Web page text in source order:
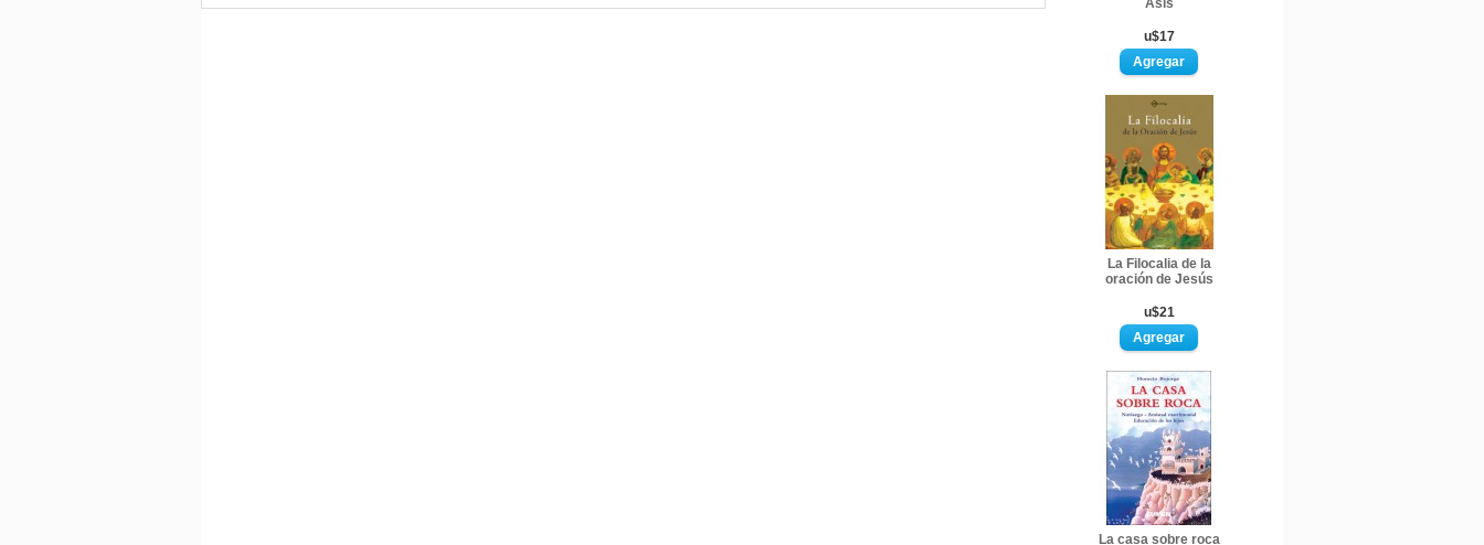
Asís
u$17
La Filocalia de la
oración de Jesús
u$21
La casa sobre roca